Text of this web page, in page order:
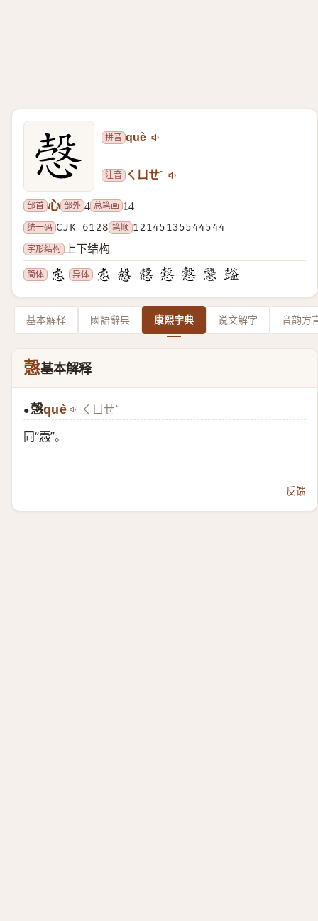
拼音 què
注音 ㄑㄩㄝˋ
部首 心 部外 4 总笔画 14
统一码 CJK 6128 笔顺 12145135544544
字形结构
上下结构
简体 异体
基本解释 國語辭典 康熙字典 说文解字 音韵方
愨基本解释
● 愨què ㄑㄩㄝˋ
同“悫”。
反馈